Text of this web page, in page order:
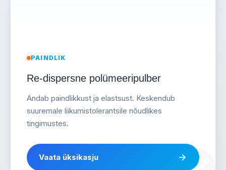
PAINDLIK
Re-dispersne polümeeripulber
Andab paindlikkust ja elastsust. Keskendub
suuremale liikumistolerantsile nõudlikes
tingimustes.
Vaata üksikasju